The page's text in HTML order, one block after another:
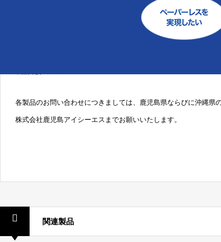
製品の詳細はメーカーページでご確認頂く事が可能です。
各製品のお問い合わせにつきましては、鹿児島県ならびに沖縄県
株式会社鹿児島アイシーエス までお願いいたします。
関連製品